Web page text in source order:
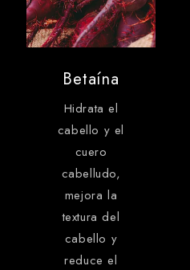
Betaína
Hidrata el
cabello y el
cuero
cabelludo,
mejora la
textura del
cabello y
reduce el